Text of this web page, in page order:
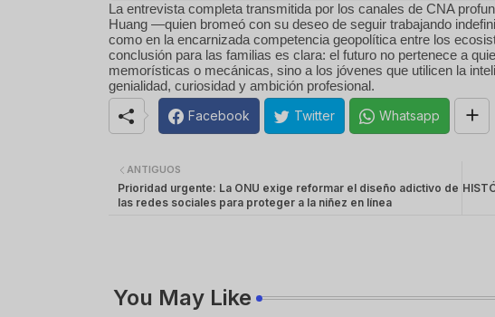
La entrevista completa transmitida por los canales de CNA
Huang —quien bromeó con su deseo de seguir trabajando
como en la encarnizada competencia geopolítica entre los
conclusión para las familias es clara: el futuro no pertenece a
memorísticas o mecánicas, sino a los jóvenes que utilicen la
genialidad, curiosidad y ambición profesional.
Facebook
Twitter Whatsapp
ANTIGUOS
Prioridad urgente: La ONU exige reformar el diseño adictivo de
las redes sociales para proteger a la niñez en línea
You May Like